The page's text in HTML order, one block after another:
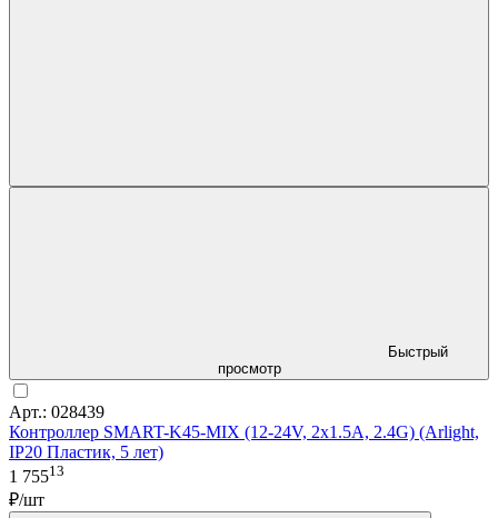
Быстрый
просмотр
Арт.: 028439
Контроллер SMART-K45-MIX (12-24V, 2x1.5A, 2.4G) (Arlight,
IP20 Пластик, 5 лет)
1 75513
₽/шт